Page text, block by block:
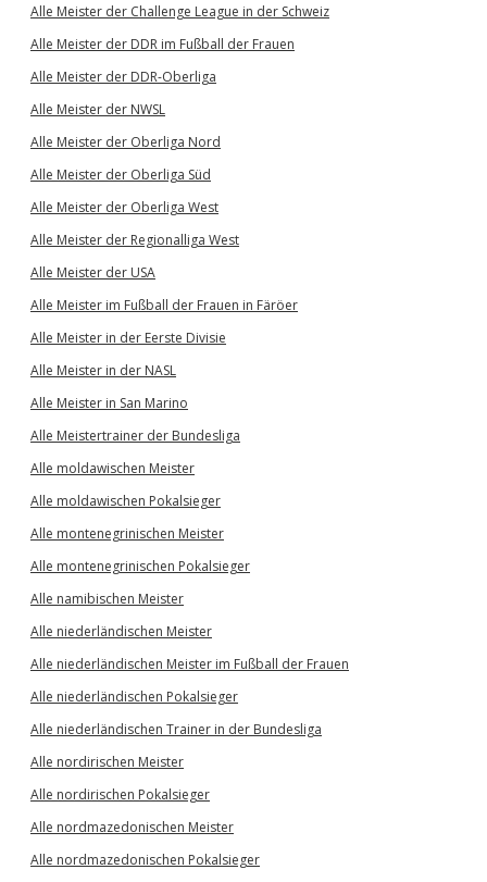
Alle Meister der Challenge League in der Schweiz
Alle Meister der DDR im Fußball der Frauen
Alle Meister der DDR-Oberliga
Alle Meister der NWSL
Alle Meister der Oberliga Nord
Alle Meister der Oberliga Süd
Alle Meister der Oberliga West
Alle Meister der Regionalliga West
Alle Meister der USA
Alle Meister im Fußball der Frauen in Färöer
Alle Meister in der Eerste Divisie
Alle Meister in der NASL
Alle Meister in San Marino
Alle Meistertrainer der Bundesliga
Alle moldawischen Meister
Alle moldawischen Pokalsieger
Alle montenegrinischen Meister
Alle montenegrinischen Pokalsieger
Alle namibischen Meister
Alle niederländischen Meister
Alle niederländischen Meister im Fußball der Frauen
Alle niederländischen Pokalsieger
Alle niederländischen Trainer in der Bundesliga
Alle nordirischen Meister
Alle nordirischen Pokalsieger
Alle nordmazedonischen Meister
Alle nordmazedonischen Pokalsieger